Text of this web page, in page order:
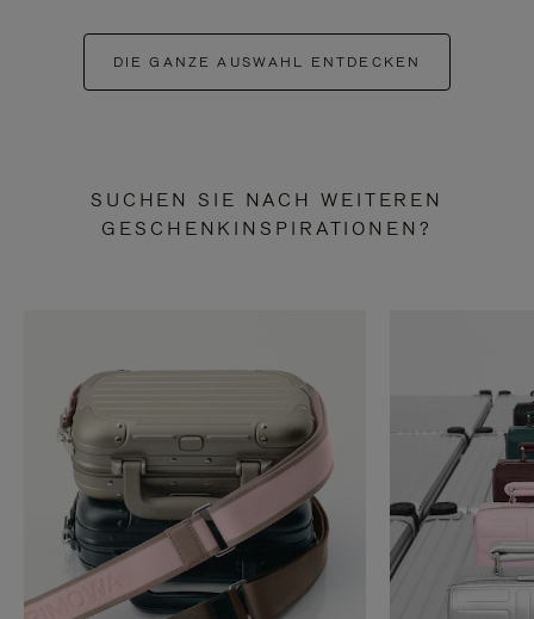
DIE GANZE AUSWAHL ENTDECKEN
SUCHEN SIE NACH WEITEREN
GESCHENKINSPIRATIONEN?